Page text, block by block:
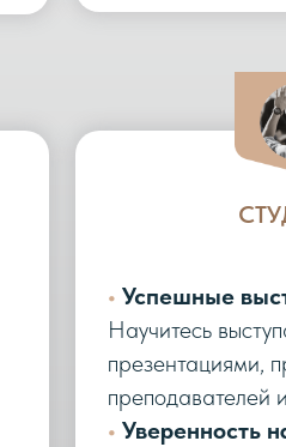
• Успешные
Научитесь
презентациями,
преподавателей
• Уверенность